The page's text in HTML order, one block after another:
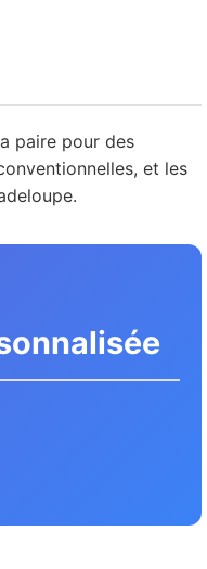
paire pour des
et les